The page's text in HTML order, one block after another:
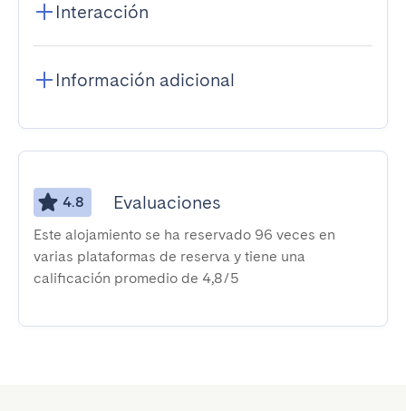
Interacción
Información adicional
4.8 Evaluaciones
Este alojamiento se ha reservado 96 veces en
varias plataformas de reserva y tiene una
calificación promedio de 4,8/5